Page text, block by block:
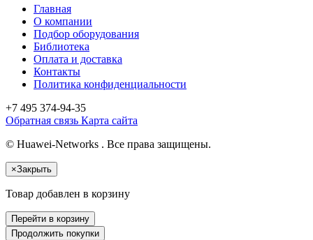
Главная
О компании
Подбор оборудования
Библиотека
Оплата и доставка
Контакты
Политика конфиденциальности
+7 495 374-94-35
Обратная связь Карта сайта
© Huawei-Networks . Все права защищены.
×Закрыть
Товар добавлен в корзину
Перейти в корзину
Продолжить покупки